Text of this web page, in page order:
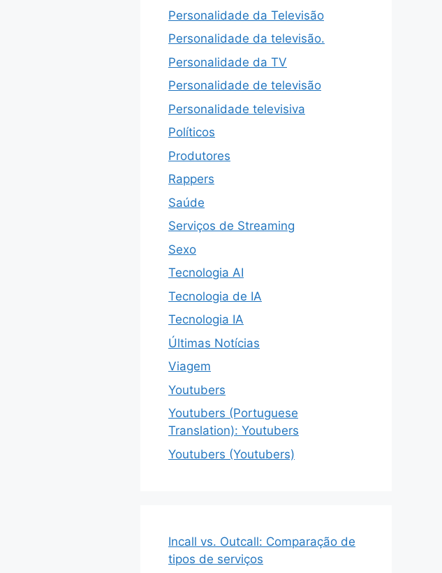
Personalidade da Televisão
Personalidade da televisão.
Personalidade da TV
Personalidade de televisão
Personalidade televisiva
Políticos
Produtores
Rappers
Saúde
Serviços de Streaming
Sexo
Tecnologia AI
Tecnologia de IA
Tecnologia IA
Últimas Notícias
Viagem
Youtubers
Youtubers (Portuguese
Translation): Youtubers
Youtubers (Youtubers)
Incall vs. Outcall: Comparação de
tipos de serviços